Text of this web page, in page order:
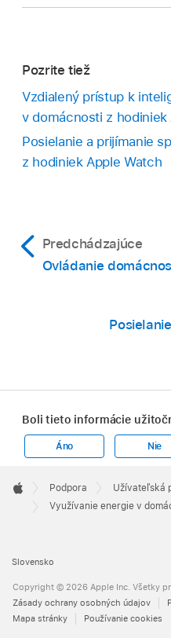
Pozrite tiež
Vzdialený prístup k
v domácnosti z hodiniek
Posielanie a prijímanie
z hodiniek Apple Watch
Predchádzajúce
Ovládanie
Boli tieto informácie
Áno Nie
Footer

Apple
Podpora
Užívateľská
Využívanie energie v domácnosti si môžete
Slovensko
Copyright © 2026 Apple Inc. Všetky
Zásady ochrany osobných údajov
Mapa stránky
Používanie cookies